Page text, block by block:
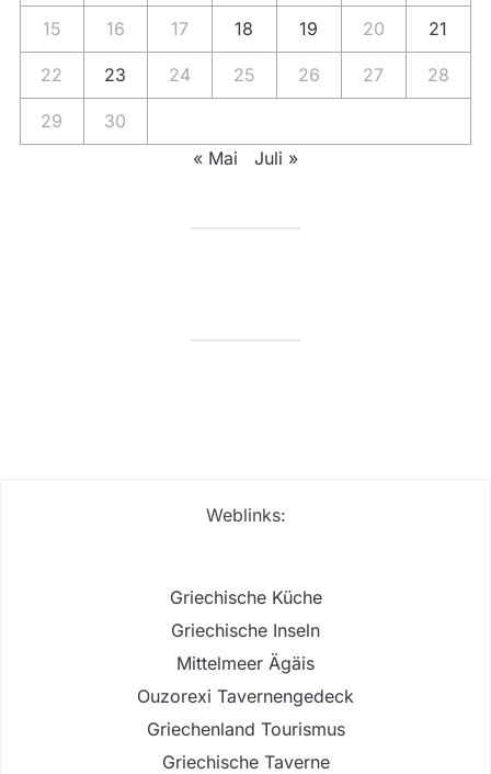
15 16 17 18 19 20 21
22 23 24 25 26 27 28
29
30
« Mai
Juli »
Weblinks:
Griechische Küche
Griechische Inseln
Mittelmeer Ägäis
Ouzorexi Tavernengedeck
Griechenland Tourismus
Griechische Taverne